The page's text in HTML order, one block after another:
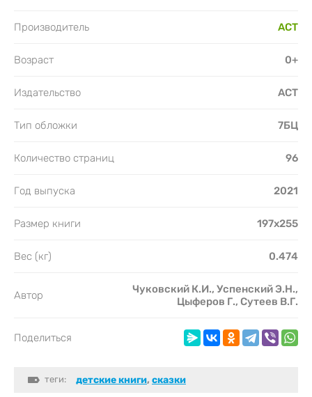
Производитель АСТ
Возраст 0+
Издательство АСТ
Тип обложки 7БЦ
Количество страниц 96
Год выпуска 2021
Размер книги 197х255
Вес (кг) 0.474
Автор
Чуковский К.И., Успенский Э.Н.,
Цыферов Г., Сутеев В.Г.
Поделиться
теги: детские книги, сказки